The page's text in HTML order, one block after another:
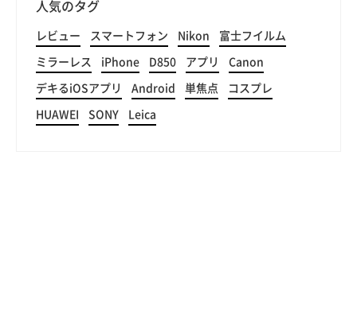
人気のタグ
レビュー スマートフォン Nikon 富士フイルム
ミラーレス iPhone D850 アプリ Canon
デキるiOSアプリ Android 単焦点 コスプレ
HUAWEI SONY Leica